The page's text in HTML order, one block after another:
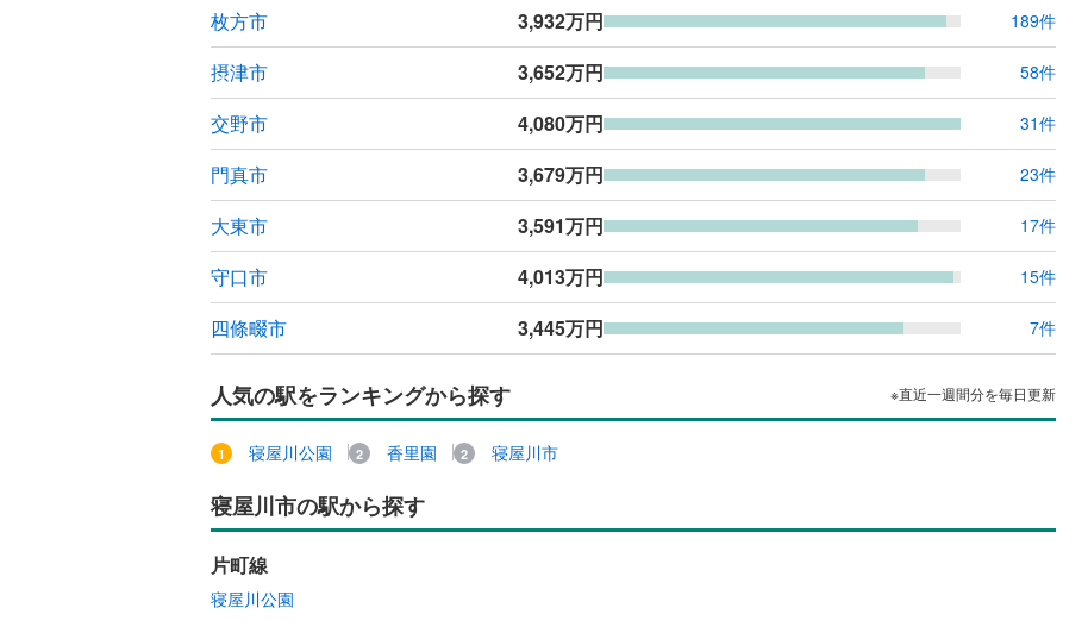
枚方市 3,932万円 189件
摂津市 3,652万円 58件
交野市 4,080万円 31件
門真市 3,679万円 23件
大東市 3,591万円 17件
守口市 4,013万円 15件
四條畷市 3,445万円 7件
人気の駅をランキングから探す ※直近一週間分を毎日更新
寝屋川公園 香里園 寝屋川市
寝屋川市の駅から探す
片町線
寝屋川公園
この条件で検索する 市区町村を選択する
岸和田市(13) 豊中市(64)
3) 泉大津市(1)
19) 守口市(15)
49) 八尾市(87)
富田林市(63) 寝屋川市(65)
59) 大東市(17)
箕面市(21) 柏原市(27)
門真市(23) 摂津市(58)
藤井寺市
159)
四條畷市(7)
豊能郡能勢町(0) 泉北郡忠岡町(0)
この条件で検索する 市区町村以下を選択する
この条件で検索する
阪急箕面線(0) 阪神本線(0)
能勢電鉄妙見線(0)
南海多奈川線(0) 南海高野線(0)
阪堺電気軌道上町線(0) 南海空港線(0)
南海泉北線
国際文化公園都市モノレール(0) 北大阪急行電鉄(0)
この条件で検索する 駅を選択する
この条件で検索する
耐震、免震、制震構造
（0）
設計住宅性能評価付き
（0）
長期優良住宅（0）
大規模（総区画数50戸以上）
（0）
最寄りの駅が始発駅（0） 海まで2km以内（
間取り、居室全体
吹き抜け（0） バリアフリー住宅
二世帯向け
平屋・1階建て（0 ）
サービスルーム（納戸）（0）
独立型キッチン（0） 対面キッチン（0）
この条件で検索する